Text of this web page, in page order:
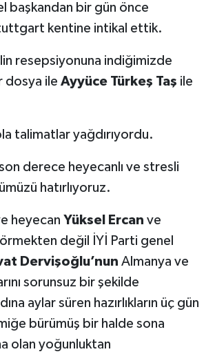
başkandan bir gün önce
kentine intikal ettik.
resepsiyonuna indiğimizde
dosya ile Ayyüce Türkeş Taş ile
talimatlar yağdırıyordu.
derece heyecanlı ve stresli
hatırlıyoruz.
heyecan Yüksel Ercan ve
değil İYİ Parti genel
Dervişoğlu’nun Almanya ve
sorunsuz bir şekilde
aylar süren hazırlıkların üç gün
bürümüş bir halde sona
olan yoğunluktan